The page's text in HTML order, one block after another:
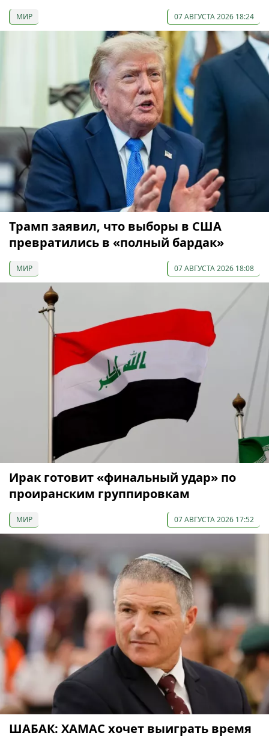
МИР 07 АВГУСТА 2026 18:24
Трамп заявил, что выборы в США
превратились в «полный бардак»
МИР 07 АВГУСТА 2026 18:08
Ирак готовит «финальный удар» по
проиранским группировкам
МИР 07 АВГУСТА 2026 17:52
ШАБАК: ХАМАС хочет выиграть время